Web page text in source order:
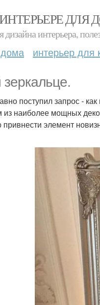
ДЛЯ
интерьера,
интерьер для
поступил запрос -
из наиболее мощных
элемент